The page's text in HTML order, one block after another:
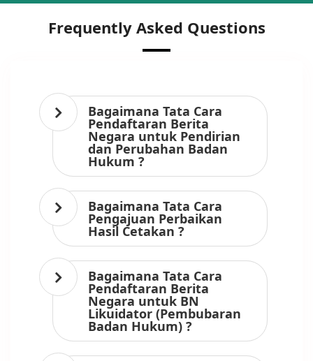
Frequently Asked Questions
Bagaimana Tata Cara
Pendaftaran Berita
Negara untuk Pendirian
dan Perubahan Badan
Hukum ?
Bagaimana Tata Cara
Pengajuan Perbaikan
Hasil Cetakan ?
Bagaimana Tata Cara
Pendaftaran Berita
Negara untuk BN
Likuidator (Pembubaran
Badan Hukum) ?